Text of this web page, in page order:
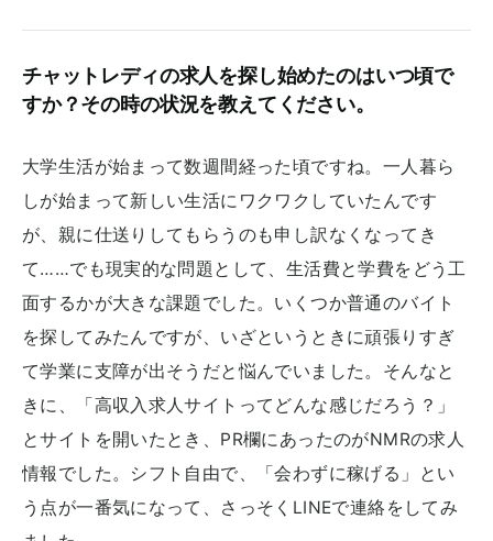
チャットレディの求人を探し始めたのはいつ頃で
すか？その時の状況を教えてください。
大学生活が始まって数週間経った頃ですね。一人暮ら
しが始まって新しい生活にワクワクしていたんです
が、親に仕送りしてもらうのも申し訳なくなってき
て……でも現実的な問題として、生活費と学費をどう工
面するかが大きな課題でした。いくつか普通のバイト
を探してみたんですが、いざというときに頑張りすぎ
て学業に支障が出そうだと悩んでいました。そんなと
きに、「高収入求人サイトってどんな感じだろう？」
とサイトを開いたとき、PR欄にあったのがNMRの求人
情報でした。シフト自由で、「会わずに稼げる」とい
う点が一番気になって、さっそくLINEで連絡をしてみ